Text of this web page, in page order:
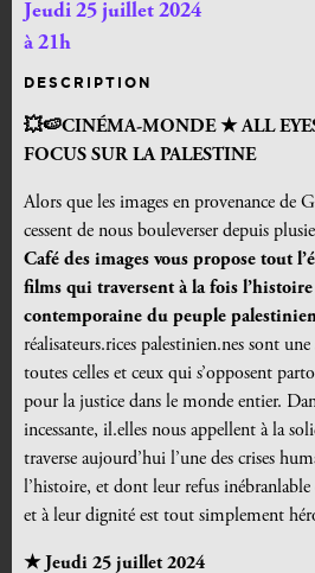
Jeudi 25 juillet 2024
à 21h
DESCRIPTION
💥🍉CINÉMA-MONDE ★ ALL
FOCUS SUR LA PALESTINE
Alors que les images en provenance de
cessent de nous bouleverser depuis
Café des images vous propose tout
films qui traversent à la fois
contemporaine du peuple
réalisateurs.rices palestinien.nes sont
toutes celles et ceux qui s’opposent
pour la justice dans le monde entier.
incessante, il.elles nous appellent à la
traverse aujourd’hui l’une des crises
l’histoire, et dont leur refus
et à leur dignité est tout simplement
★ Jeudi 25 juillet 2024